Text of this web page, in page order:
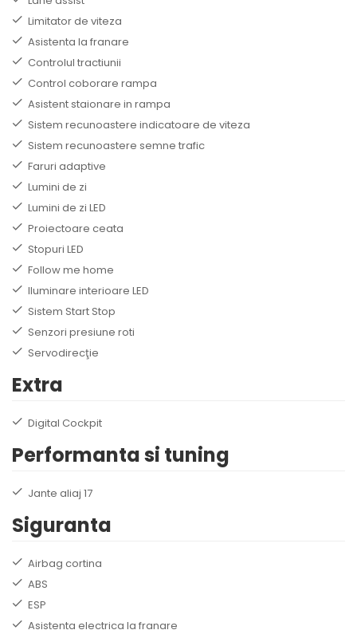
Limitator de viteza
Asistenta la franare
Controlul tractiunii
Control coborare rampa
Asistent staionare in rampa
Sistem recunoastere indicatoare de viteza
Sistem recunoastere semne trafic
Faruri adaptive
Lumini de zi
Lumini de zi LED
Proiectoare ceata
Stopuri LED
Follow me home
Iluminare interioare LED
Sistem Start Stop
Senzori presiune roti
Servodirecţie
Extra
Digital Cockpit
Performanta si tuning
Jante aliaj 17
Siguranta
Airbag cortina
ABS
ESP
Asistenta electrica la franare